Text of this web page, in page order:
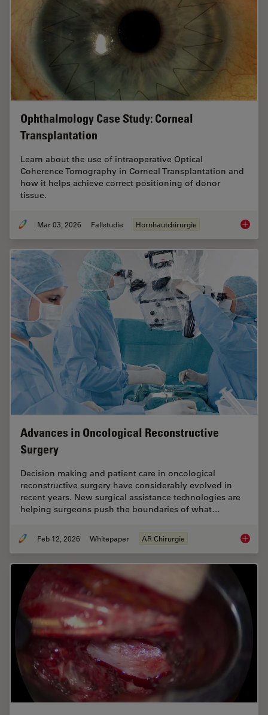
Ophthalmology Case Study: Corneal
Transplantation
Learn about the use of intraoperative Optical
Coherence Tomography in Corneal Transplantation and
how it helps achieve correct positioning of donor
tissue.
Mar 03, 2026 Fallstudie Hornhautchirurgie
Advances in Oncological Reconstructive
Surgery
Decision making and patient care in oncological
reconstructive surgery have considerably evolved in
recent years. New surgical assistance technologies are
helping surgeons push the boundaries of what…
Feb 12, 2026 Whitepaper AR Chirurgie